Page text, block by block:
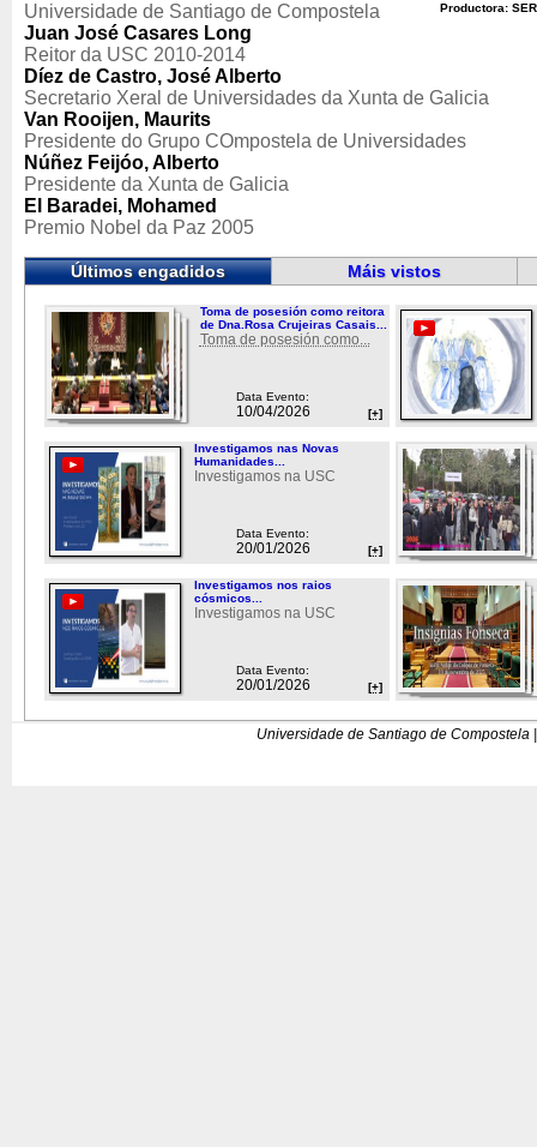
Productora:
Universidade de Santiago de Compostela
Juan José Casares Long
Reitor da USC 2010-2014
Díez de Castro, José Alberto
Secretario Xeral de Universidades da Xunta de Galicia
Van Rooijen, Maurits
Presidente do Grupo COmpostela de Universidades
Núñez Feijóo, Alberto
Presidente da Xunta de Galicia
El Baradei, Mohamed
Premio Nobel da Paz 2005
Últimos engadidos Máis vistos
Toma de posesión como reitora
de Dna.Rosa Crujeiras Casais...
Toma de posesión como...
Data Evento:
10/04/2026 [+]
Investigamos nas Novas
Humanidades...
Investigamos na USC
Data Evento:
20/01/2026 [+]
Investigamos nos raios
cósmicos...
Investigamos na USC
Data Evento:
20/01/2026 [+]
Universidade de Santiago de